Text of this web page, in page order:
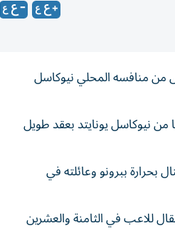
من منافسه المحلي نيوكاسل
من نيوكاسل يونايتد بعقد طويل
أرسنال بحرارة ببرونو وعائلته في
مع البرازيلي لكن نيوكاسل قال إنها «بين أغلى 10 صفقات انتقال للاعب في الثامنة والعشرين